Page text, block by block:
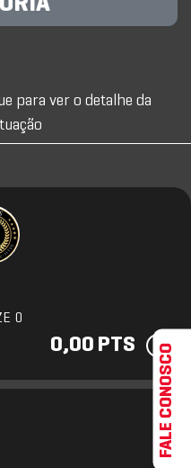
para ver o detalhe da
0
0,00 PTS FALE CONOSCO